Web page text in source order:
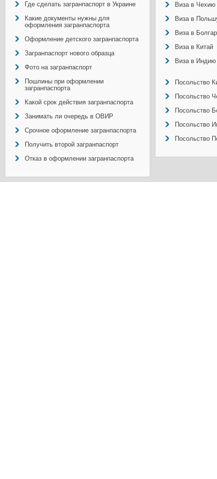
Где сделать загранпаспорт в Украине
Какие документы нужны для
оформления загранпаспорта
Оформление детского загранпаспорта
Загранпаспорт нового образца
Фото на загранпаспорт
Пошлины при оформлении
загранпаспорта
Какой срок действия загранпаспорта
Занимать ли очередь в ОВИР
Срочное оформление загранпаспорта
Получить второй загранпаспорт
Отказ в оформлении загранпаспорта
Виза в Чехию
Виза в
Виза в
Виза в Китай
Виза в Индию
Посольство
Посольство
Посольство
Посольство
Посольство